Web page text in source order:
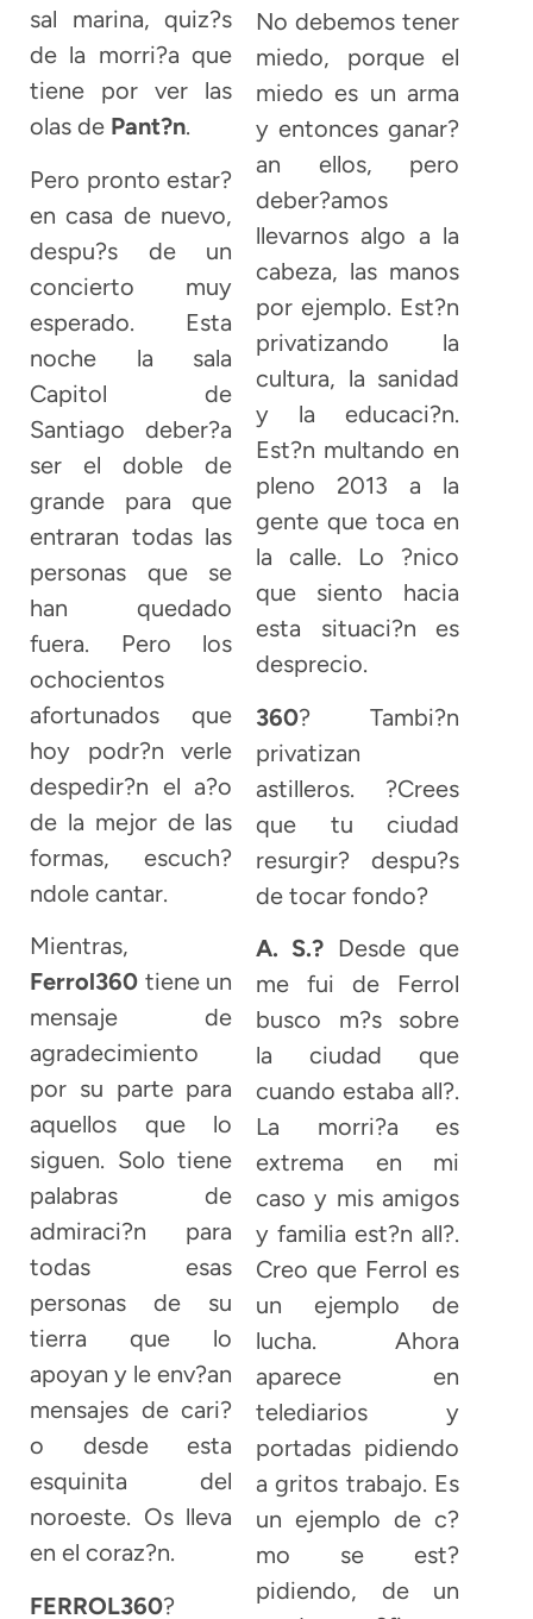
sal marina, quiz?s
de la morri?a que
tiene por ver las
olas de Pant?n.
Pero pronto estar?
en casa de nuevo,
despu?s de un
concierto muy
esperado. Esta
noche la sala
Capitol de
Santiago deber?a
ser el doble de
grande para que
entraran todas las
personas que se
han quedado
fuera. Pero los
ochocientos
afortunados que
hoy podr?n verle
despedir?n el a?o
de la mejor de las
formas, escuch?
ndole cantar.
Mientras,
Ferrol360 tiene un
mensaje de
agradecimiento
por su parte para
aquellos que lo
siguen. Solo tiene
palabras de
admiraci?n para
todas esas
personas de su
tierra que lo
apoyan y le env?an
mensajes de cari?
o desde esta
esquinita del
noroeste. Os lleva
en el coraz?n.
FERROL360?
No debemos tener
miedo, porque el
miedo es un arma
y entonces ganar?
an ellos, pero
deber?amos
llevarnos algo a la
cabeza, las manos
por ejemplo. Est?n
privatizando la
cultura, la sanidad
y la educaci?n.
Est?n multando en
pleno 2013 a la
gente que toca en
la calle. Lo ?nico
que siento hacia
esta situaci?n es
desprecio.
360? Tambi?n
privatizan
astilleros. ?Crees
que tu ciudad
resurgir? despu?s
de tocar fondo?
A. S.? Desde que
me fui de Ferrol
busco m?s sobre
la ciudad que
cuando estaba all?.
La morri?a es
extrema en mi
caso y mis amigos
y familia est?n all?.
Creo que Ferrol es
un ejemplo de
lucha. Ahora
aparece en
telediarios y
portadas pidiendo
a gritos trabajo. Es
un ejemplo de c?
mo se est?
pidiendo, de un